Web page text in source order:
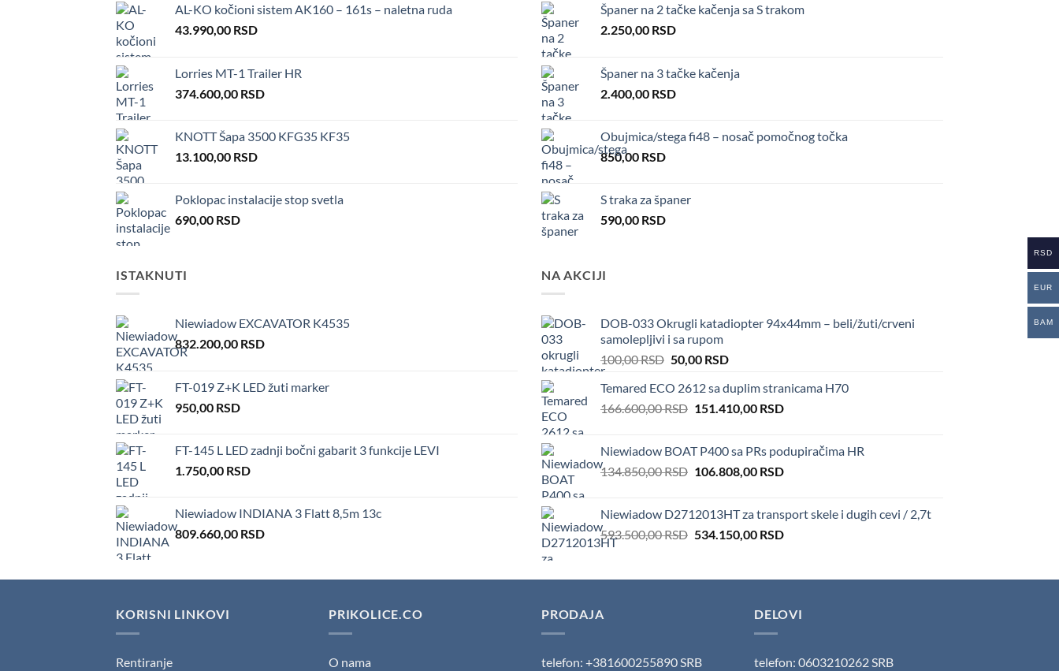
AL-KO kočioni sistem AK160 – 161s – naletna ruda
43.990,00 RSD
Lorries MT-1 Trailer HR
374.600,00 RSD
KNOTT Šapa 3500 KFG35 KF35
13.100,00 RSD
Poklopac instalacije stop svetla
690,00 RSD
Španer na 2 tačke kačenja sa S trakom
2.250,00 RSD
Španer na 3 tačke kačenja
2.400,00 RSD
Obujmica/stega fi48 – nosač pomočnog točka
850,00 RSD
S traka za španer
590,00 RSD
ISTAKNUTI
Niewiadow EXCAVATOR K4535
832.200,00 RSD
FT-019 Z+K LED žuti marker
950,00 RSD
FT-145 L LED zadnji bočni gabarit 3 funkcije LEVI
1.750,00 RSD
Niewiadow INDIANA 3 Flatt 8,5m 13c
809.660,00 RSD
NA AKCIJI
DOB-033 Okrugli katadiopter 94x44mm – beli/žuti/crveni
samolepljivi i sa rupom
100,00RSD Original
was:
100,00 RSD.
50,00 RSDCurrent
is:
50,00 RSD.
Temared ECO 2612 sa duplim stranicama H70
166.600,00RSD Original
166.600,00 RSD.
151.410,00 RSDCurrent
151.410,00 RSD.
Niewiadow BOAT P400 sa PRs podupiračima HR
134.850,00RSD Original
134.850,00 RSD.
106.808,00 RSDCurrent
106.808,00 RSD.
Niewiadow D2712013HT za transport skele i dugih cevi / 2,7t
593.500,00RSD Original
593.500,00 RSD.
534.150,00 RSDCurrent
534.150,00 RSD.
KORISNI LINKOVI
Rentiranje
PRIKOLICE.CO
O nama
PRODAJA
telefon: +381600255890 SRB
DELOVI
telefon: 0603210262 SRB
RSD
EUR
BAM